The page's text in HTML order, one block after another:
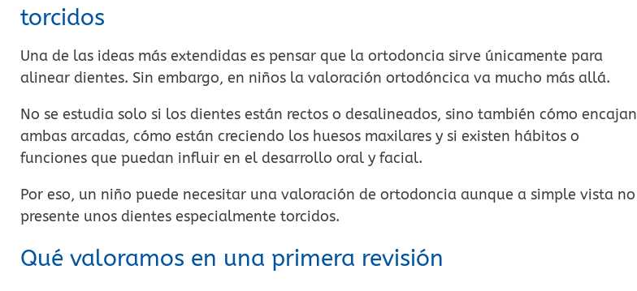
torcidos
Una de las ideas más extendidas es pensar que la ortodoncia sirve únicamente para
alinear dientes. Sin embargo, en niños la valoración ortodóncica va mucho más allá.
No se estudia solo si los dientes están rectos o desalineados, sino también cómo encajan
ambas arcadas, cómo están creciendo los huesos maxilares y si existen hábitos o
funciones que puedan influir en el desarrollo oral y facial.
Por eso, un niño puede necesitar una valoración de ortodoncia aunque a simple vista no
presente unos dientes especialmente torcidos.
Qué valoramos en una primera revisión